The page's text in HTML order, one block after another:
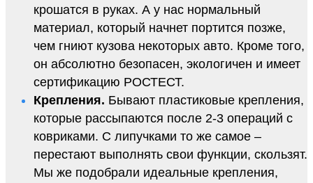
крошатся в руках. А у нас нормальный
материал, который начнет портится позже,
чем гниют кузова некоторых авто. Кроме того,
он абсолютно безопасен, экологичен и имеет
сертификацию РОСТЕСТ.
Крепления. Бывают пластиковые крепления,
которые рассыпаются после 2-3 операций с
ковриками. С липучками то же самое –
перестают выполнять свои функции, скользят.
Мы же подобрали идеальные крепления,